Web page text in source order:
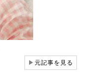
▶元記事を見る